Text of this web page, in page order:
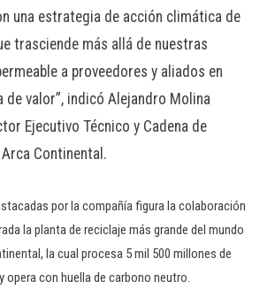
una estrategia de acción climática de
trasciende más allá de nuestras
a proveedores y aliados en
de valor”, indicó Alejandro Molina
Ejecutivo Técnico y Cadena de
Continental.
por la compañía figura la colaboración
la planta de reciclaje más grande del mundo
la cual procesa 5 mil 500 millones de
opera con huella de carbono neutro.